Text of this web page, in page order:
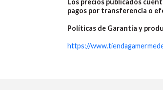
pagos por transferencia o
Políticas de Garantía y
https://